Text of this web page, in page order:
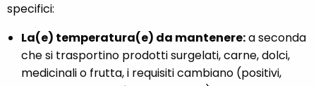
specifici:
La(e) temperatura(e) da mantenere:a seconda
che si trasportino prodotti surgelati, carne, dolci,
medicinali o frutta, i requisiti cambiano (positivi,